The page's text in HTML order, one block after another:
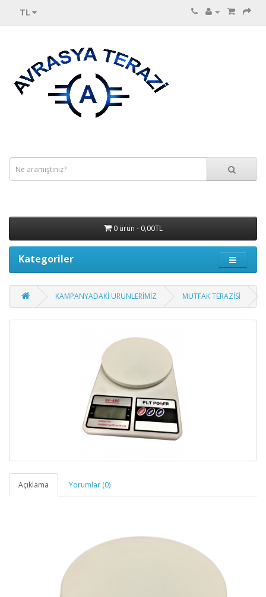
TL
0 ürün - 0,00TL
Kategoriler
KAMPANYADAKİ ÜRÜNLERİMİZ MUTFAK TERAZİSİ
Açıklama Yorumlar (0)